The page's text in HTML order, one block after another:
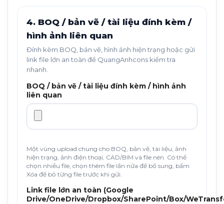
4. BOQ / bản vẽ / tài liệu đính kèm /
hình ảnh liên quan
Đính kèm BOQ, bản vẽ, hình ảnh hiện trạng hoặc gửi
link file lớn an toàn để QuangAnhcons kiểm tra
nhanh.
BOQ / bản vẽ / tài liệu đính kèm / hình ảnh
liên quan
Một vùng upload chung cho BOQ, bản vẽ, tài liệu, ảnh
hiện trạng, ảnh điện thoại, CAD/BIM và file nén. Có thể
chọn nhiều file, chọn thêm file lần nữa để bổ sung, bấm
Xóa để bỏ từng file trước khi gửi.
Link file lớn an toàn (Google
Drive/OneDrive/Dropbox/SharePoint/Box/